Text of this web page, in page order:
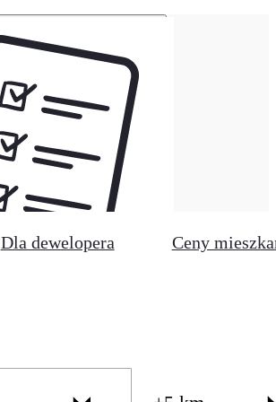
Dla dewelopera Ceny